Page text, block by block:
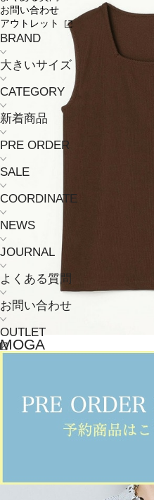
お問い合わせ
アウトレット
BRAND
大きいサイズ
CATEGORY
新着商品
PRE ORDER
SALE
COORDINATE
NEWS
JOURNAL
よくある質問
お問い合わせ
OUTLET
MOGA